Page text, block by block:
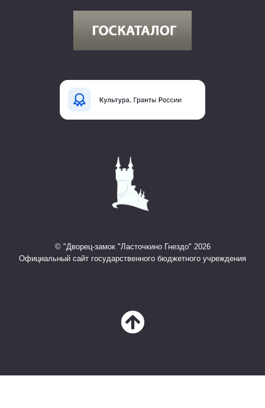
© "Дворец-замок "Ласточкино Гнездо" 2026
Официальный сайт государственного бюджетного учреждения